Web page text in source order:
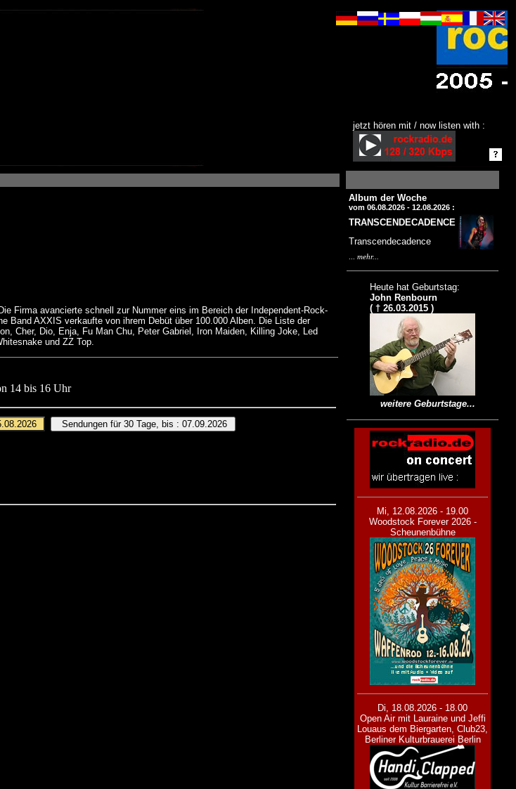
jetzt hören mit / now listen with :
Firma avancierte schnell zur Nummer eins im Bereich der Independent-Rock-
Band AXXIS verkaufte von ihrem Debüt über 100.000 Alben. Die Liste der
Cher, Dio, Enja, Fu Man Chu, Peter Gabriel, Iron Maiden, Killing Joke, Led
und ZZ Top.
14 bis 16 Uhr
Album der Woche
vom 06.08.2026 - 12.08.2026 :
TRANSCENDECADENCE
Transcendecadence
mehr...
Heute hat Geburtstag:
John Renbourn
( † 26.03.2015 )
weitere Geburtstage...
Mi, 12.08.2026 - 19.00
Woodstock Forever 2026 -
Scheunenbühne
Di, 18.08.2026 - 18.00
Open Air mit Lauraine und Jeffi
Louaus dem Biergarten, Club23,
Berliner Kulturbrauerei Berlin